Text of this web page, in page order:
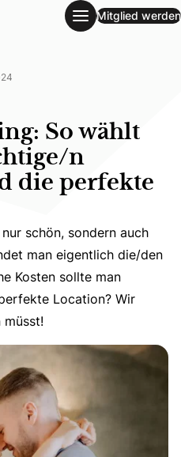
den/die richtige/n
Mitglied werden
So wählt
n
die perfekte
schön, sondern auch
schön, sondern auch
man eigentlich die/den
Kosten sollte man
Location? Wir
müsst!